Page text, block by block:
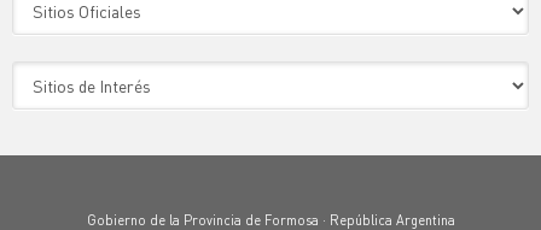
Gobierno de la Provincia de Formosa · República Argentina